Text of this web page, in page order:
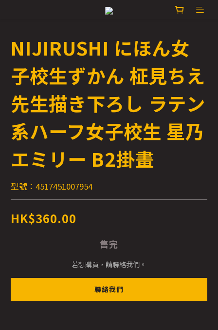
NIJIRUSHI にほん女
子校生ずかん 柾見ちえ
先生描き下ろし ラテン
系ハーフ女子校生 星乃
エミリー B2掛畫
型號：4517451007954
HK$360.00
售完
若想購買，請聯絡我們。
聯絡我們